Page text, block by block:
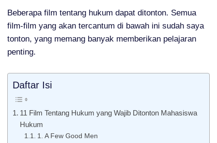
Beberapa film tentang hukum dapat ditonton. Semua
film-film yang akan tercantum di bawah ini sudah saya
tonton, yang memang banyak memberikan pelajaran
penting.
Daftar Isi
11 Film Tentang Hukum yang Wajib Ditonton Mahasiswa
Hukum
1. A Few Good Men